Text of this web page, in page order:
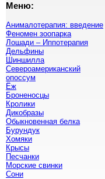
Меню:
Анималотерапия: введение
Феномен зоопарка
Лошади – Иппотерапия
Дельфины
Шиншилла
Североамериканский
опоссум
Ёж
Броненосцы
Кролики
Дикобразы
Обыкновенная белка
Бурундук
Хомяки
Крысы
Песчанки
Морские свинки
Сони